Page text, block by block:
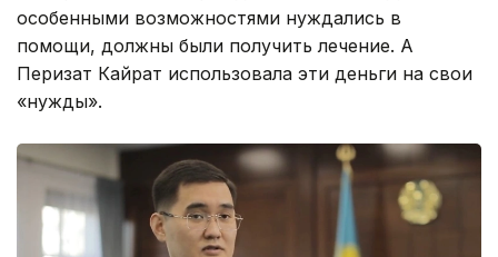
особенными возможностями нуждались в
помощи, должны были получить лечение. А
Перизат Кайрат использовала эти деньги на свои
«нужды».